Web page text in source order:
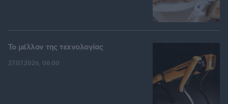
Το μέλλον της τεχνολογίας
27.07.2026, 06:00